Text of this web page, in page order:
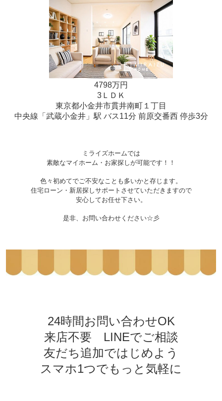
4798万円
3ＬＤＫ
東京都小金井市貫井南町１丁目
中央線「武蔵小金井」駅 バス11分 前原交番西 停歩3分
ミライズホームでは
素敵なマイホーム・お家探しが可能です！！
色々初めてでご不安なことも多いかと存じます。
住宅ローン・新居探しサポートさせていただきますので
安心してお任せ下さい。
是非、お問い合わせください☆彡
24時間お問い合わせOK
来店不要 LINEでご相談
友だち追加ではじめよう
スマホ1つでもっと気軽に